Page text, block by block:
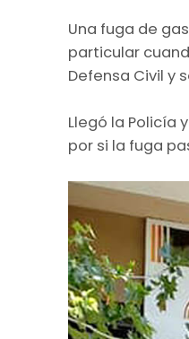
Una fuga de
particular
Defensa Civil y
Llegó la Policía
por si la fuga